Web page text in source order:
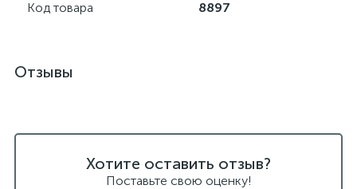
Код товара 8897
Отзывы
Хотите оставить отзыв?
Поставьте свою оценку!